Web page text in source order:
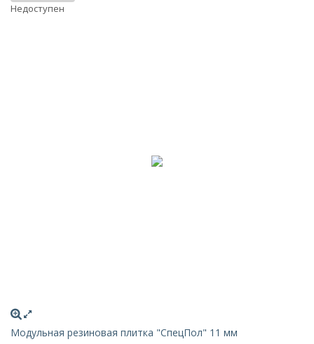
Недоступен
Модульная резиновая плитка "СпецПол" 11 мм